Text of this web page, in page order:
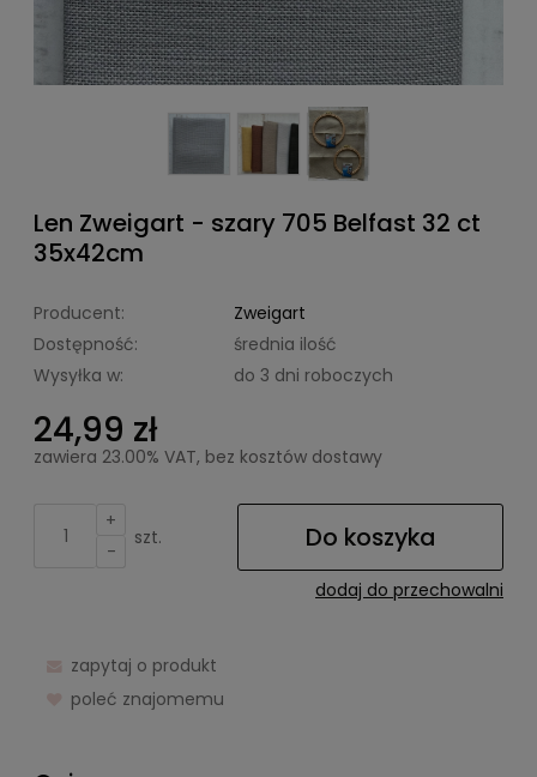
Len Zweigart - szary 705 Belfast 32 ct
35x42cm
Producent:
Zweigart
Dostępność:
średnia ilość
Wysyłka w:
do 3 dni roboczych
24,99 zł
zawiera 23.00% VAT, bez kosztów dostawy
+
-
szt. Do koszyka
dodaj do przechowalni
zapytaj o produkt
poleć znajomemu